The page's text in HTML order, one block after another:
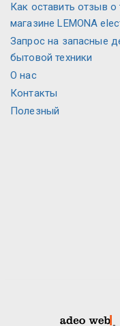
Как оставить отзыв о
магазине LEMONA
Запрос на запасные
бытовой техники
О нас
Контакты
Полезный